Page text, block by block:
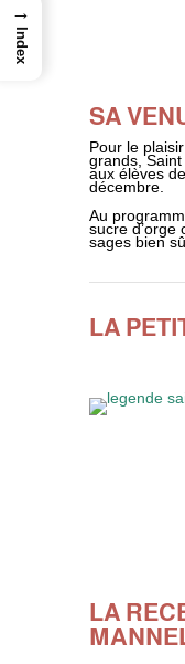
SA
Pour le
grands,
aux élèves
décembre.
Au
sucre d’orge
sages bien
LA
LA
→
Index